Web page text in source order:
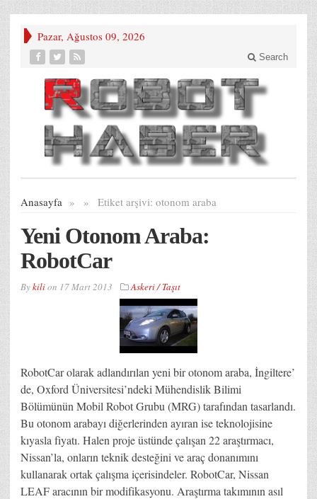
Pazar, Ağustos 09, 2026
Search
Anasayfa » Etiket arşivi:
» otonom araba
Yeni Otonom Araba:
RobotCar
Bykilion 17 Mart 2013 Askeri / Taşıt
RobotCar olarak adlandırılan yeni bir otonom araba, İngiltere’
de, Oxford Üniversitesi’ndeki Mühendislik Bilimi
Bölümünün Mobil Robot Grubu (MRG) tarafından tasarlandı.
Bu otonom arabayı diğerlerinden ayıran ise teknolojisine
kıyasla fiyatı. Halen proje üstünde çalışan 22 araştırmacı,
Nissan’la, onların teknik desteğini ve araç donanımını
kullanarak ortak çalışma içerisindeler. RobotCar, Nissan
LEAF aracının bir modifikasyonu. Araştırma takımının asıl